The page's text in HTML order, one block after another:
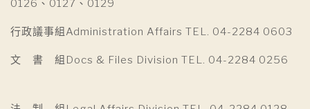
0126、0127、0129
行政議事組Administration Affairs TEL. 04-2284 0603
文 書 組Docs & Files Division TEL. 04-2284 0256